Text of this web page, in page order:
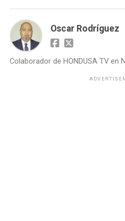
Oscar Rodríguez
Colaborador de HONDUSA TV en